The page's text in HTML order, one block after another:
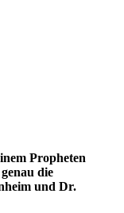
Propheten
die
und Dr.